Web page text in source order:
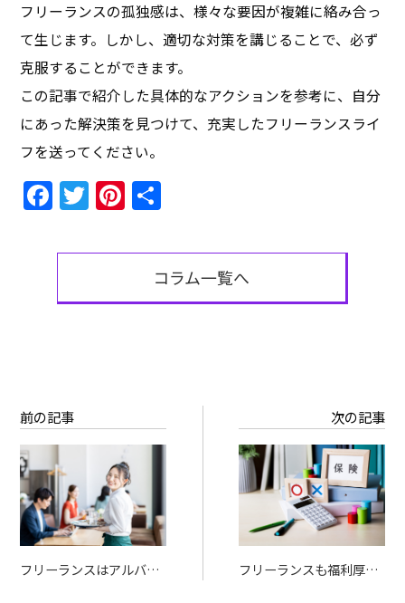
フリーランスの孤独感は、様々な要因が複雑に絡み合っ
て生じます。しかし、適切な対策を講じることで、必ず
克服することができます。
この記事で紹介した具体的なアクションを参考に、自分
にあった解決策を見つけて、充実したフリーランスライ
フを送ってください。
Facebook
TwitterPinterest
コラム一覧へ
前の記事
フリーランスはアルバイ
次の記事
フリーランスも福利厚生